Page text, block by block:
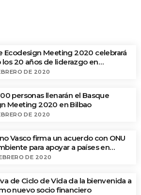
Ecodesign Meeting 2020 celebrará
los 20 años de liderazgo en
medioambiental de las empresas
DE 2020
personas llenarán el Basque
Meeting 2020 en Bilbao
DE 2020
Vasco firma un acuerdo con ONU
para apoyar a países en
en economía circular y ecodiseño
DE 2020
de Ciclo de Vida da la bienvenida a
nuevo socio financiero